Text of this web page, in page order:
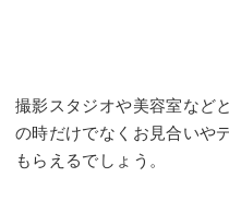
撮影スタジオや美容室など
の時だけでなくお見合いや
もらえるでしょう。